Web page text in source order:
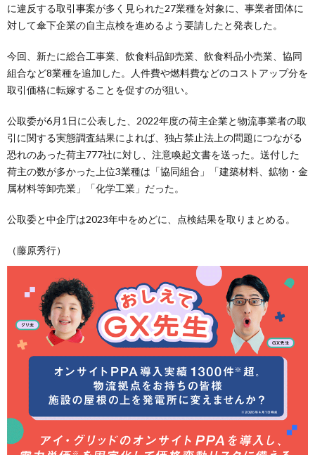
に違反する取引事案が多く見られた27業種を対象に、事業者団体に
対して傘下企業の自主点検を進めるよう要請したと発表した。
今回、新たに総合工事業、飲食料品卸売業、飲食料品小売業、協同
組合など8業種を追加した。人件費や燃料費などのコストアップ分を
取引価格に転嫁することを促すのが狙い。
公取委が6月1日に公表した、2022年度の荷主企業と物流事業者の取
引に関する実態調査結果によれば、独占禁止法上の問題につながる
恐れのあった荷主777社に対し、注意喚起文書を送った。送付した
荷主の数が多かった上位3業種は「協同組合」「建築材料、鉱物・金
属材料等卸売業」「化学工業」だった。
公取委と中企庁は2023年中をめどに、点検結果を取りまとめる。
（藤原秀行）